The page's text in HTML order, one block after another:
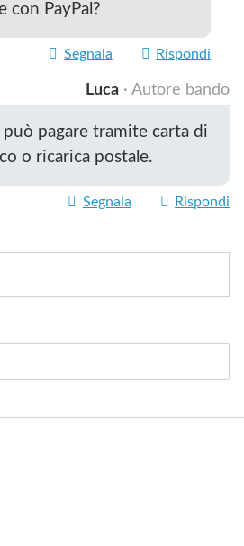
con PayPal?
Segnala Rispondi
Luca · Autore bando
pagare tramite carta di
o ricarica postale.
Segnala Rispondi